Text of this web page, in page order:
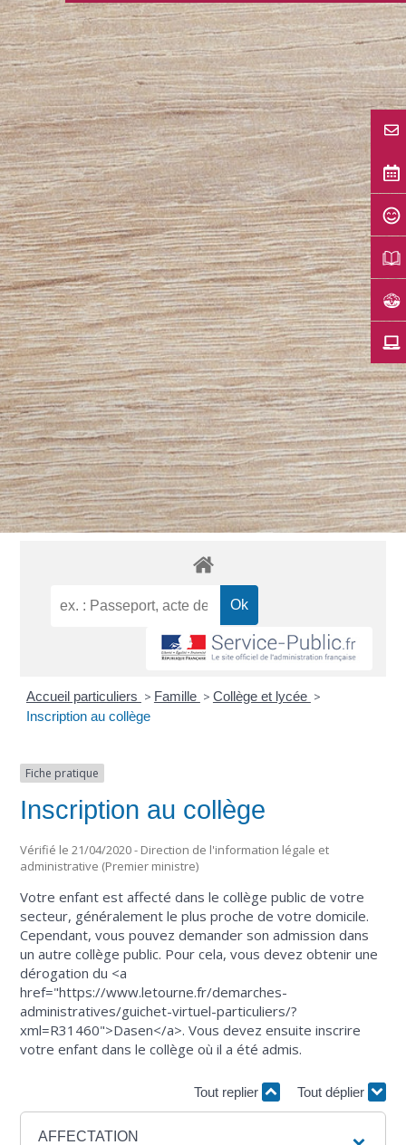
Accueil particuliers > Famille > Collège et lycée >
Inscription au collège
Fiche pratique
Inscription au collège
Vérifié le 21/04/2020 - Direction de l'information légale et
administrative (Premier ministre)
Votre enfant est affecté dans le collège public de votre
secteur, généralement le plus proche de votre domicile.
Cependant, vous pouvez demander son admission dans
un autre collège public. Pour cela, vous devez obtenir une
dérogation du <a
href="https://www.letourne.fr/demarches-
administratives/guichet-virtuel-particuliers/?
xml=R31460">Dasen</a>. Vous devez ensuite inscrire
votre enfant dans le collège où il a été admis.
Tout replier Tout déplier
AFFECTATION